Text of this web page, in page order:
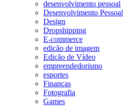
desenvolvimento pessoal
Desenvolvimento Pessoal
Design
Dropshipping
E-commerce
edição de imagem
Edição de Vídeo
empreendedorismo
esportes
Finanças
Fotografia
Games